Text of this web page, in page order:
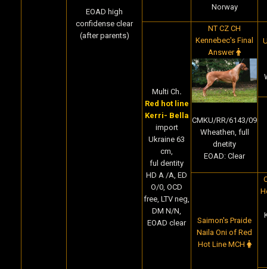
EOAD high
confidense clear
(after parents)
Norway
Multi Ch.
Red hot line
Kerri- Bella
import
Ukraine 63
cm,
ful dentity
HD A /A, ED
O/0, OCD
free, LTV neg,
DM N/N,
EOAD clear
NT CZ CH
Kennebec's Final
Answer
CMKU/RR/6143/09
Wheathen, full
dnetity
EOAD: Clear
Saimon's Praide
Naila Oni of Red
Hot Line MCH